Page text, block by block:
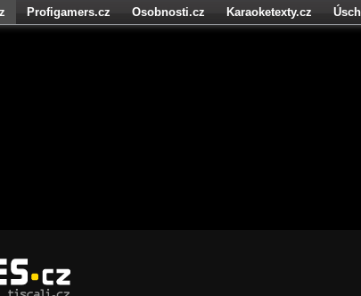
Profigamers.cz Osobnosti.cz Karaoketexty.cz